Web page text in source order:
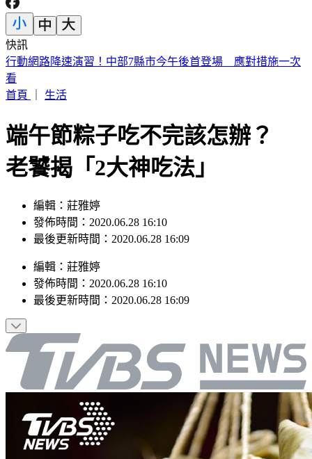
快訊
2026購車風向球 : 看購車趨勢分析，還有好禮天天抽
首頁
端午節粽子吃不完該怎辦？
老饕揭「2大神吃法」
發佈時間：2020.06.28 16:10
最後更新時間：2020.06.28 16:09
發佈時間：2020.06.28 16:10
最後更新時間：2020.06.28 16:09